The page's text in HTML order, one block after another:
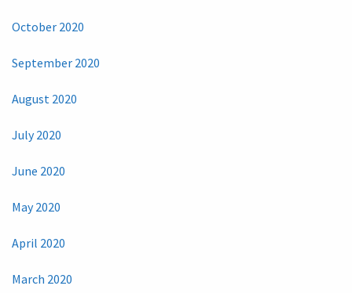
October 2020
September 2020
August 2020
July 2020
June 2020
May 2020
April 2020
March 2020